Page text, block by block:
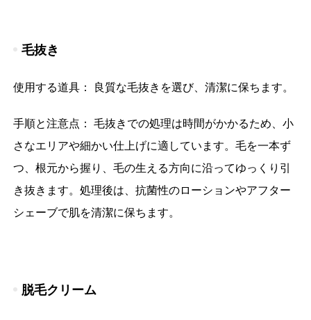
毛抜き
使用する道具： 良質な毛抜きを選び、清潔に保ちます。
手順と注意点： 毛抜きでの処理は時間がかかるため、小
さなエリアや細かい仕上げに適しています。毛を一本ず
つ、根元から握り、毛の生える方向に沿ってゆっくり引
き抜きます。処理後は、抗菌性のローションやアフター
シェーブで肌を清潔に保ちます。
脱毛クリーム